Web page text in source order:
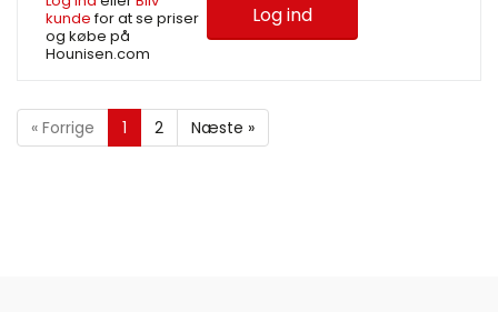
kundefor at se priser
og købe på
Hounisen.com
Log ind
« Forrige 1 2 Næste »